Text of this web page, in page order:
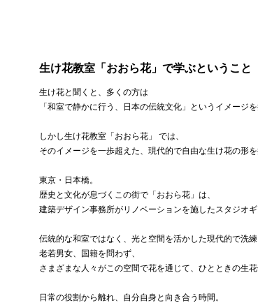
生け花教室「おおら花」で学ぶということ
生け花と聞くと、多くの方は
「和室で静かに行う、日本の伝統文化」というイメージ
しかし生け花教室「おおら花」 では、
そのイメージを一歩超えた、現代的で自由な生け花の形を
東京・日本橋。
歴史と文化が息づくこの街で「おおら花」は、
建築デザイン事務所がリノベーションを施したスタジオギ
伝統的な和室ではなく、光と空間を活かした現代的で洗練
老若男女、国籍を問わず、
さまざまな人々がこの空間で花を通じて、ひとときの生花
日常の役割から離れ、自分自身と向き合う時間。